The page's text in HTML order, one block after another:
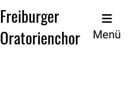
Freiburger
Oratorienchor
Menü